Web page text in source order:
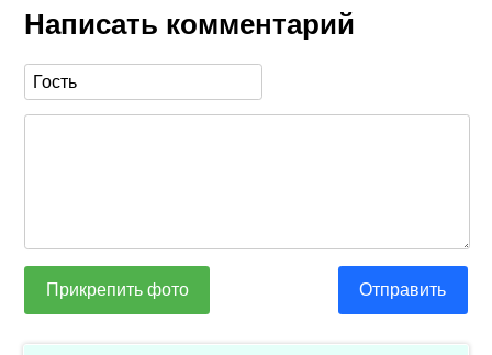
Написать комментарий
Прикрепить фото Отправить